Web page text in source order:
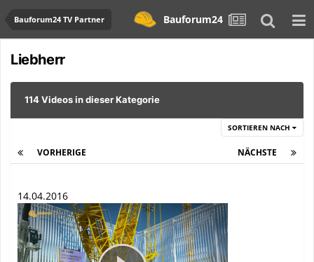
Bauforum24 TV Partner Bauforum24
Liebherr
114 Videos in dieser Kategorie
SORTIEREN NACH
VORHERIGE NÄCHSTE
14.04.2016